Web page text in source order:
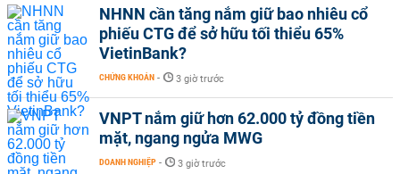
NHNN cần tăng nắm giữ bao nhiêu cổ
phiếu CTG để sở hữu tối thiểu 65%
VietinBank?
CHỨNG KHOÁN - 3 giờ trước
VNPT nắm giữ hơn 62.000 tỷ đồng tiền
mặt, ngang ngửa MWG
DOANH NGHIỆP - 3 giờ trước